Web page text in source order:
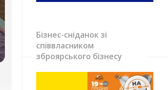
Бізнес-сніданок зі
співвласником
зброярського бізнесу